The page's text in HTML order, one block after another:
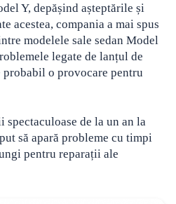
Y, depășind așteptările și
acestea, compania a mai spus
modelele sale sedan Model
legate de lanțul de
o provocare pentru
de la un an la
să apară probleme cu timpi
pentru reparații ale